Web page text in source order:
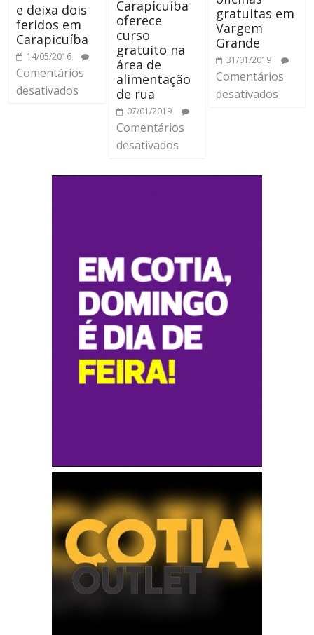
e deixa dois
feridos em
Carapicuíba
14/05/2016
Comentários
desativados
Carapicuíba
oferece
curso
gratuito na
área de
alimentação
de rua
07/01/2019
Comentários
desativados
gratuitas em
Vargem
Grande
31/01/2019
Comentários
desativados